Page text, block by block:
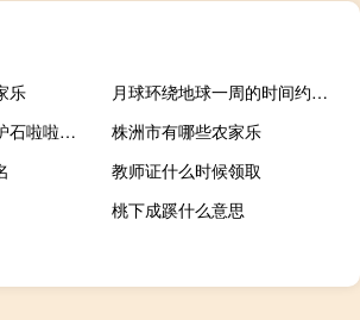
乐
月球环绕地球一周的时间约为多久
炉石啦啦啦直播（炉石啦啦啦）
株洲市有哪些农家乐
教师证什么时候领取
桃下成蹊什么意思